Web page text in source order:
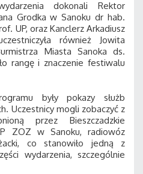
dokonali Rektor
Grodka w Sanoku dr hab.
UP, oraz Kanclerz Arkadiusz
również Jowita
Miasta Sanoka ds.
rangę i znaczenie festiwalu
były pokazy służb
Uczestnicy mogli zobaczyć z
przez Bieszczadzkie
ZOZ w Sanoku, radiowóz
co stanowiło jedną z
wydarzenia, szczególnie